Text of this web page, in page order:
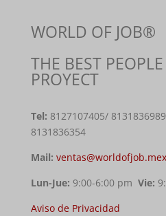
WORLD OF JOB®
THE BEST
PROYECT
Tel: 8127107405/
8131836354
Mail: ventas@worldofjob.mex
Lun-Jue: 9:00-6:00 pm Vie:
Aviso de Privacidad